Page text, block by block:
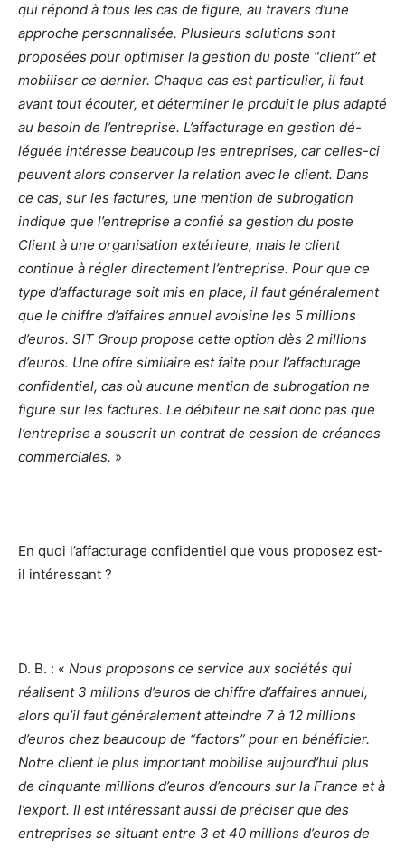
qui répond à tous les cas de figure, au travers d’une
approche personnalisée. Plusieurs solutions sont
proposées pour optimiser la gestion du poste “client” et
mobiliser ce dernier. Chaque cas est particulier, il faut
avant tout écouter, et déterminer le produit le plus adapté
au besoin de l’entreprise. L’affacturage en gestion dé-
léguée intéresse beaucoup les entreprises, car celles-ci
peuvent alors conserver la relation avec le client. Dans
ce cas, sur les factures, une mention de subrogation
indique que l’entreprise a confié sa gestion du poste
Client à une organisation extérieure, mais le client
continue à régler directement l’entreprise. Pour que ce
type d’affacturage soit mis en place, il faut généralement
que le chiffre d’affaires annuel avoisine les 5 millions
d’euros. SIT Group propose cette option dès 2 millions
d’euros. Une offre similaire est faite pour l’affacturage
confidentiel, cas où aucune mention de subrogation ne
figure sur les factures. Le débiteur ne sait donc pas que
l’entreprise a souscrit un contrat de cession de créances
commerciales. »
En quoi l’affacturage confidentiel que vous proposez est-
il intéressant ?
D. B. : « Nous proposons ce service aux sociétés qui
réalisent 3 millions d’euros de chiffre d’affaires annuel,
alors qu’il faut généralement atteindre 7 à 12 millions
d’euros chez beaucoup de “factors” pour en bénéficier.
Notre client le plus important mobilise aujourd’hui plus
de cinquante millions d’euros d’encours sur la France et à
l’export. Il est intéressant aussi de préciser que des
entreprises se situant entre 3 et 40 millions d’euros de